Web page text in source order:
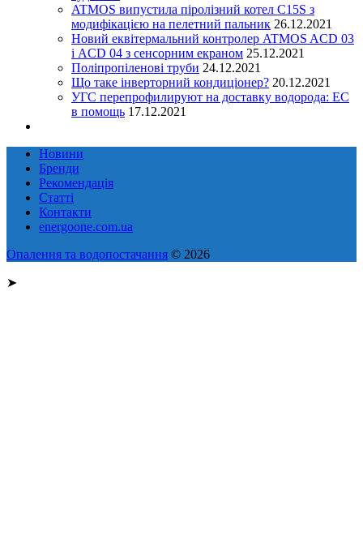
ATMOS випустила піролізний котел C15S з
модифікацією на пелетний пальник 26.12.2021
Новий еквітермальний контролер ATMOS ACD 03
і ACD 04 з сенсорним екраном 25.12.2021
Поліпропіленові труби 24.12.2021
Що таке інверторний кондиціонер? 20.12.2021
УГС перепрофилируют на доставку водорода: EC
в помощь 17.12.2021
Новини
Бренди
Рекомендація
Статті
Контакти
energoone.com.ua
Опалення та водопостачання © 2026
➤